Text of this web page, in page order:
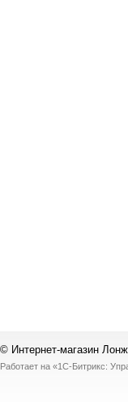
© Интернет-магазин
Работает на «1С-Битрикс: